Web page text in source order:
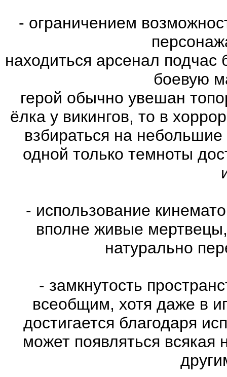
- ограничением
находиться арсенал
боевую
герой обычно увешан
ёлка у викингов, то в
взбираться на
одной только темноты
- использование
вполне живые
натурально
- замкнутость
всеобщим, хотя даже в
достигается благодаря
может появляться всякая